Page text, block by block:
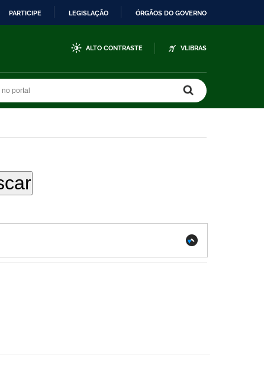
PARTICIPE LEGISLAÇÃO ÓRGÃOS DO GOVERNO
ALTO CONTRASTE VLIBRAS